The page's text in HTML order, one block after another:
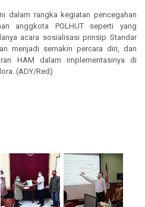
dalam rangka kegiatan pencegahan
anggkota POLHUT seperti yang
acara sosialisasi prinsip Standar
menjadi semakin percara diri, dan
HAM dalam implementasinya di
(ADY/Red)